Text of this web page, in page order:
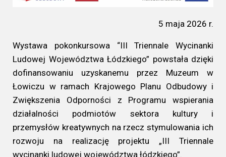
5 maja 2026 r.
Wystawa pokonkursowa “III Triennale Wycinanki
Ludowej Województwa Łódzkiego” powstała dzięki
dofinansowaniu uzyskanemu przez Muzeum w
Łowiczu w ramach Krajowego Planu Odbudowy i
Zwiększenia Odporności z Programu wspierania
działalności podmiotów sektora kultury i
przemysłów kreatywnych na rzecz stymulowania ich
rozwoju na realizację projektu „III Triennale
wycinanki ludowej województwa łódzkiego”.